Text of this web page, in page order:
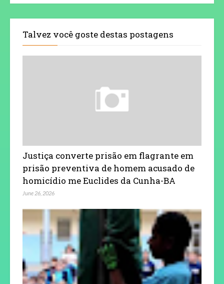
Talvez você goste destas postagens
Justiça converte prisão em flagrante em
prisão preventiva de homem acusado de
homicídio me Euclides da Cunha-BA
June 26, 2026